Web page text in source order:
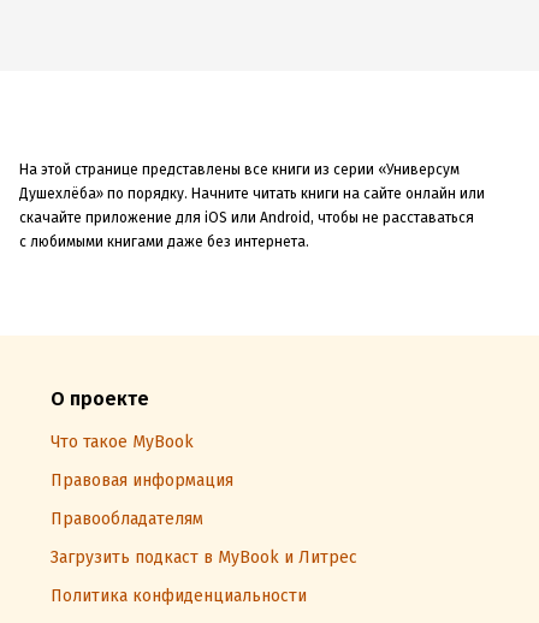
На этой странице представлены все книги из серии «Универсум
Душехлёба» по порядку. Начните читать книги на сайте онлайн или
скачайте приложение для iOS или Android, чтобы не расставаться
с любимыми книгами даже без интернета.
О проекте
Что такое MyBook
Правовая информация
Правообладателям
Загрузить подкаст в MyBook и Литрес
Политика конфиденциальности